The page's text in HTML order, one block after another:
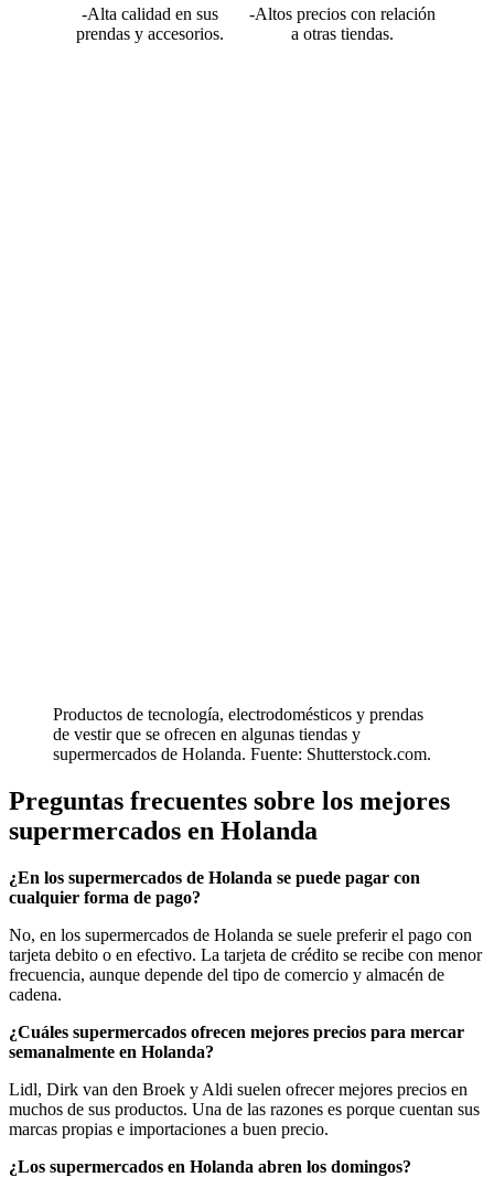
-Alta calidad en sus
prendas y accesorios.
-Altos precios con relación
a otras tiendas.
Productos de tecnología, electrodomésticos y prendas
de vestir que se ofrecen en algunas tiendas y
supermercados de Holanda. Fuente: Shutterstock.com.
Preguntas frecuentes sobre los mejores
supermercados en Holanda
¿En los supermercados de Holanda se puede pagar con
cualquier forma de pago?
No, en los supermercados de Holanda se suele preferir el pago con
tarjeta debito o en efectivo. La tarjeta de crédito se recibe con menor
frecuencia, aunque depende del tipo de comercio y almacén de
cadena.
¿Cuáles supermercados ofrecen mejores precios para mercar
semanalmente en Holanda?
Lidl, Dirk van den Broek y Aldi suelen ofrecer mejores precios en
muchos de sus productos. Una de las razones es porque cuentan sus
marcas propias e importaciones a buen precio.
¿Los supermercados en Holanda abren los domingos?